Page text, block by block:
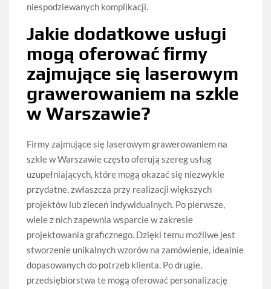
niespodziewanych komplikacji.
Jakie dodatkowe usługi
mogą oferować firmy
zajmujące się laserowym
grawerowaniem na szkle
w Warszawie?
Firmy zajmujące się laserowym grawerowaniem na
szkle w Warszawie często oferują szereg usług
uzupełniających, które mogą okazać się niezwykle
przydatne, zwłaszcza przy realizacji większych
projektów lub zleceń indywidualnych. Po pierwsze,
wiele z nich zapewnia wsparcie w zakresie
projektowania graficznego. Dzięki temu możliwe jest
stworzenie unikalnych wzorów na zamówienie, idealnie
dopasowanych do potrzeb klienta. Po drugie,
przedsiębiorstwa te mogą oferować personalizację